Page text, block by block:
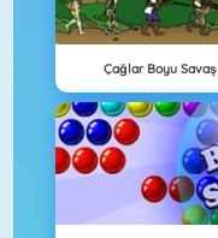
Çağlar Boyu Savaş